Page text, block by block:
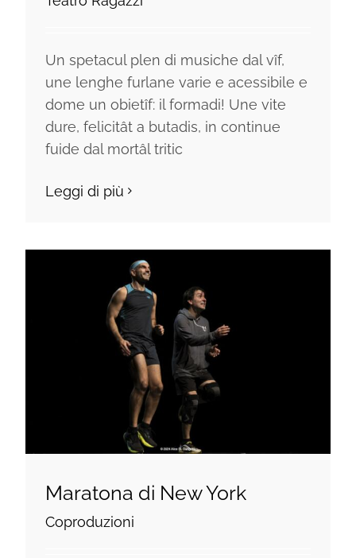
Un spetacul plen di musiche dal vîf,
une lenghe furlane varie e acessibile e
dome un obietîf: il formadi! Une vite
dure, felicitât a butadis, in continue
fuide dal mortâl tritic
Leggi di più
Maratona di New York
Coproduzioni